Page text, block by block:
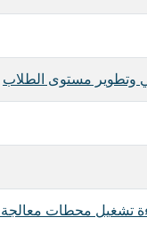
وتطوير مستوى الطلاب
كفاءة تشغيل محطات